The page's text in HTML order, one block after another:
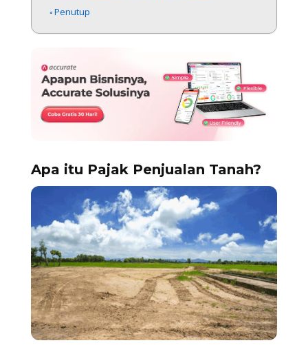
Penutup
Apa itu Pajak Penjualan Tanah?